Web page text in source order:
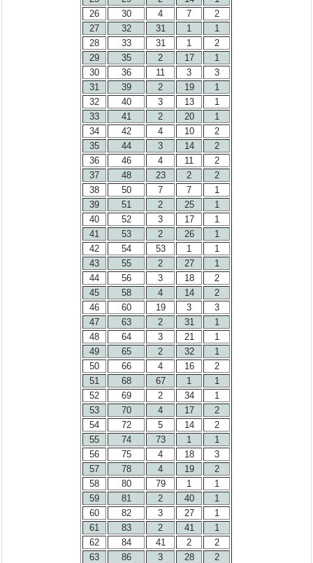
26
30 4 7
2
27
32 31 1
1
28
33 31 1
2
29
35 2 17
1
30
36 11 3
3
31
39 2 19
1
32
40 3 13
1
33
41 2 20
1
34
42 4 10
2
35
44 3 14
2
36
46 4 11
2
37
48 23 2
2
38
50 7 7
1
39
51 2 25
1
40
52 3 17
1
41
53 2 26
1
42
54 53 1
1
43
55 2 27
1
44
56 3 18
2
45
58 4 14
2
46
60 19 3
3
47
63 2 31
1
48
64 3 21
1
49
65 2 32
1
50
66 4 16
2
51
68 67 1
1
52
69 2 34
1
53
70 4 17
2
54
72 5 14
2
55
74 73 1
1
56
75 4 18
3
57
78 4 19
2
58
80 79 1
1
59
81 2 40
1
60
82 3 27
1
61
83 2 41
1
62
84 41 2
2
63
86 3 28
2